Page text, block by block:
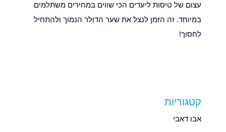
עצום של טיסות ליעדים הכי שווים במחירים משתלמים
במיוחד. זה הזמן לנצל את שער הדולר הנמוך ולהתחיל
לחסוך!
קטגוריות
אבו דאבי